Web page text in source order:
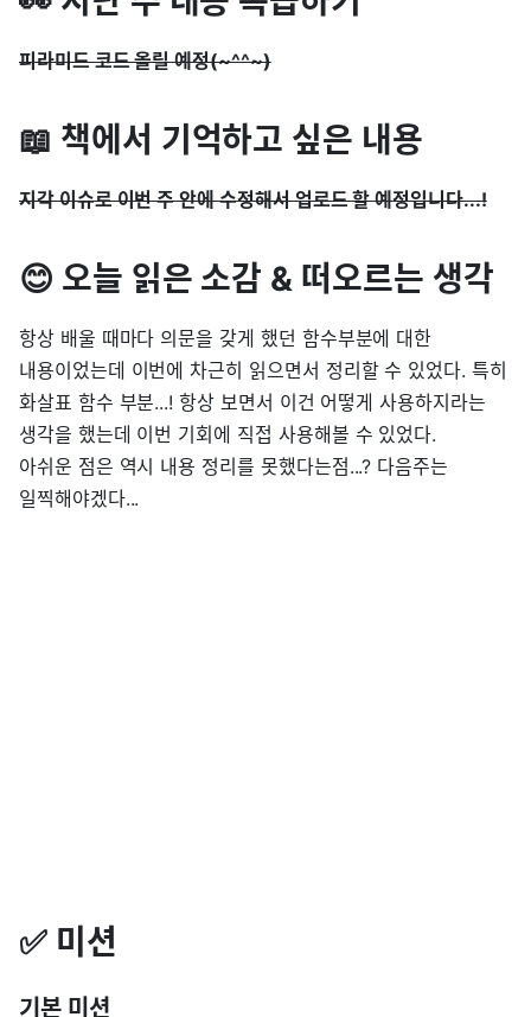
피라미드 코드 올릴 예정(~^^~)
📖 책에서 기억하고 싶은 내용
지각 이슈로 이번 주 안에 수정해서 업로드 할 예정입니다...!
😊 오늘 읽은 소감 & 떠오르는 생각
항상 배울 때마다 의문을 갖게 했던 함수부분에 대한
내용이었는데 이번에 차근히 읽으면서 정리할 수 있었다. 특히
화살표 함수 부분...! 항상 보면서 이건 어떻게 사용하지라는
생각을 했는데 이번 기회에 직접 사용해볼 수 있었다.
아쉬운 점은 역시 내용 정리를 못했다는점...? 다음주는
일찍해야겠다...
✅ 미션
기본 미션